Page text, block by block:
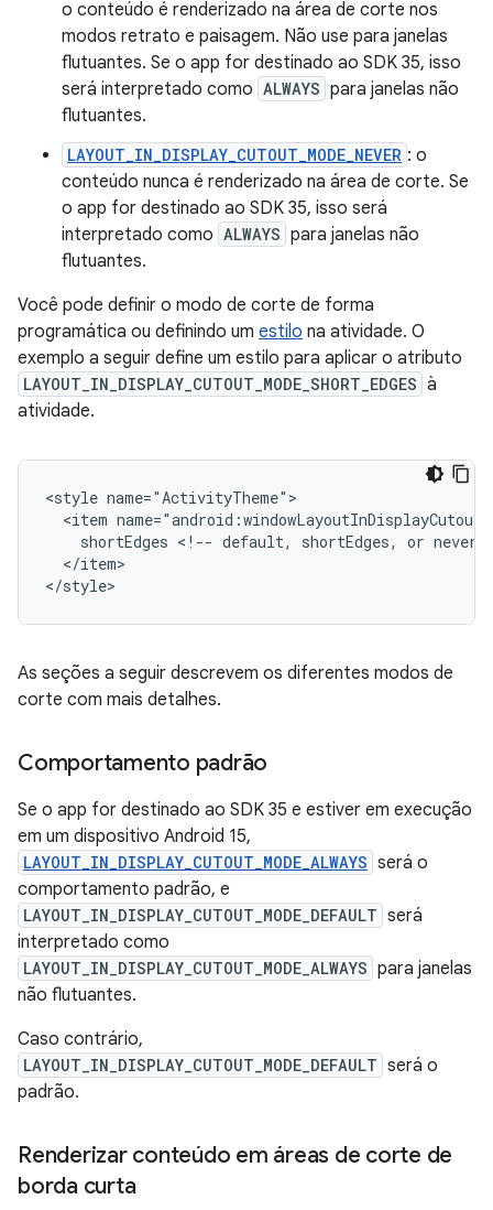
o conteúdo é renderizado na área de corte nos
modos retrato e paisagem. Não use para janelas
flutuantes. Se o app for destinado ao SDK 35, isso
será interpretado como ALWAYS para janelas não
flutuantes.
LAYOUT_IN_DISPLAY_CUTOUT_MODE_NEVER : o
conteúdo nunca é renderizado na área de corte. Se
o app for destinado ao SDK 35, isso será
interpretado como ALWAYS para janelas não
flutuantes.
Você pode definir o modo de corte de forma
programática ou definindo um estilo na atividade. O
exemplo a seguir define um estilo para aplicar o atributo
LAYOUT_IN_DISPLAY_CUTOUT_MODE_SHORT_EDGES à
atividade.
<style
<item
shortEdges <!-- default, shortEdges, or never
</item>
</style>
As seções a seguir descrevem os diferentes modos de
corte com mais detalhes.
Comportamento padrão
Se o app for destinado ao SDK 35 e estiver em execução
em um dispositivo Android 15,
LAYOUT_IN_DISPLAY_CUTOUT_MODE_ALWAYS será o
comportamento padrão, e
LAYOUT_IN_DISPLAY_CUTOUT_MODE_DEFAULT será
interpretado como
LAYOUT_IN_DISPLAY_CUTOUT_MODE_ALWAYS para janelas
não flutuantes.
Caso contrário,
LAYOUT_IN_DISPLAY_CUTOUT_MODE_DEFAULT será o
padrão.
Renderizar conteúdo em áreas de corte de
borda curta